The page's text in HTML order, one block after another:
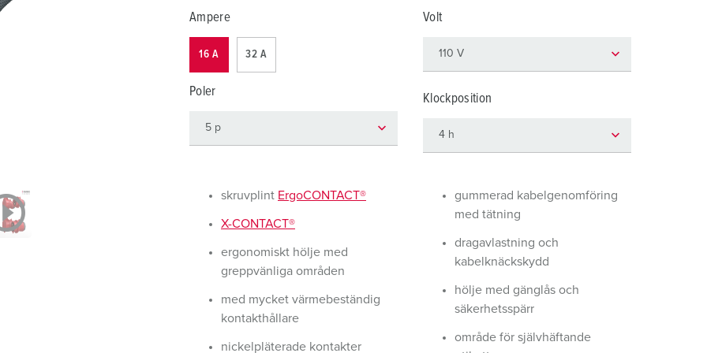
Evenemang och underhållning
Ampere
16 A 32 A
Poler
Volt
Klockposition
skruvplint ErgoCONTACT®
X-CONTACT®
ergonomiskt hölje med
greppvänliga områden
med mycket värmebeständig
kontakthållare
nickelpläterade kontakter
gummerad kabelgenomföring
med tätning
dragavlastning och
kabelknäckskydd
hölje med gänglås och
säkerhetsspärr
område för självhäftande